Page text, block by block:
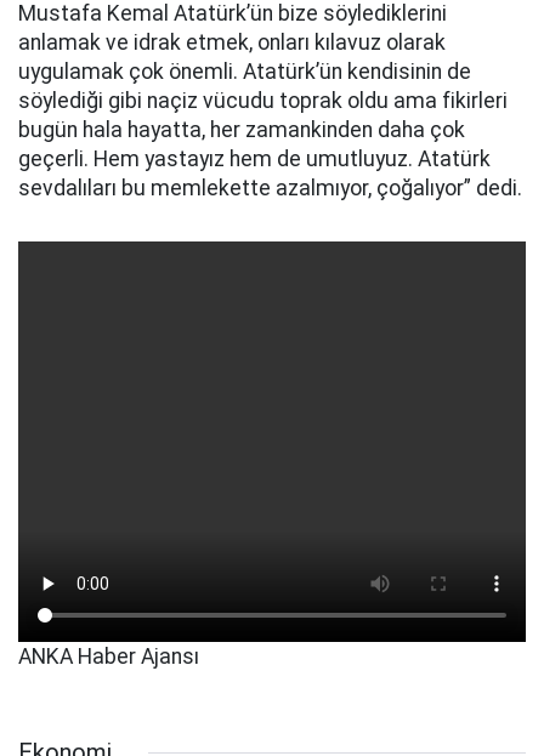
Mustafa Kemal Atatürk’ün bize söylediklerini
anlamak ve idrak etmek, onları kılavuz olarak
uygulamak çok önemli. Atatürk’ün kendisinin de
söylediği gibi naçiz vücudu toprak oldu ama fikirleri
bugün hala hayatta, her zamankinden daha çok
geçerli. Hem yastayız hem de umutluyuz. Atatürk
sevdalıları bu memlekette azalmıyor, çoğalıyor” dedi.
ANKA Haber Ajansı